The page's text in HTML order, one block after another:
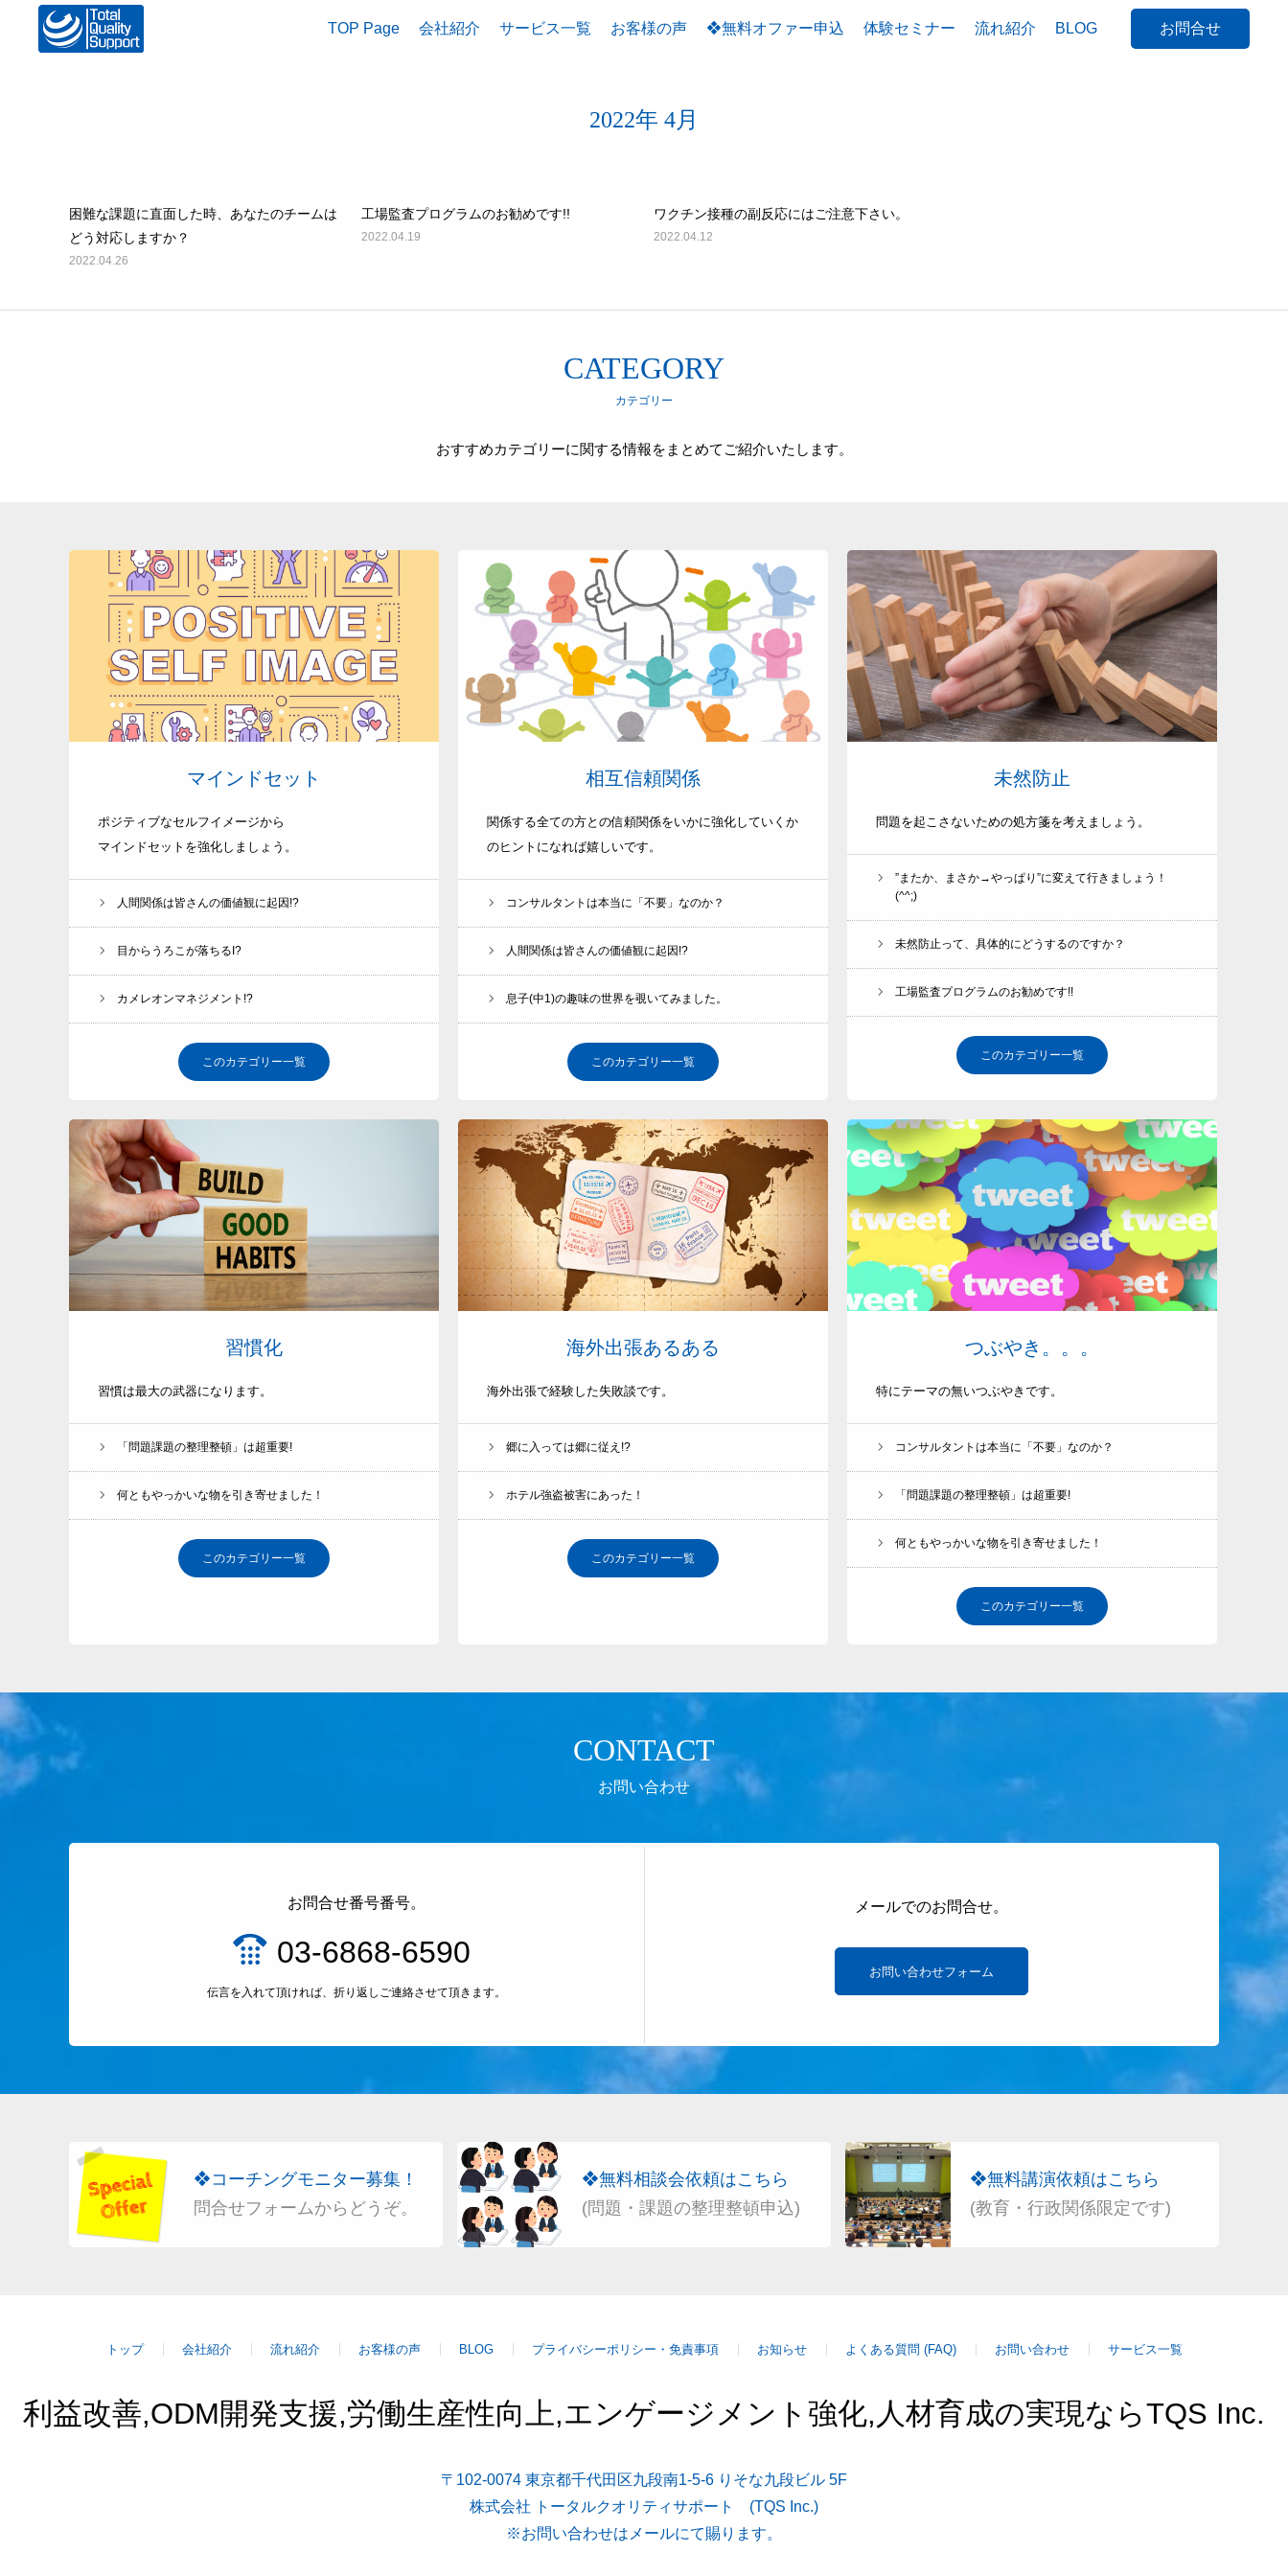
TOP Page 会社紹介 サービス一覧 お客様の声 ❖無料オファー申込 体験セミナー 流れ紹介 BLOG お問合せ
ブログ
BLOG
2022年 4月
困難な課題に直面した時、あなたのチームは
どう対応しますか？
2022.04.26
工場監査プログラムのお勧めです!!
2022.04.19
ワクチン接種の副反応にはご注意下さい。
2022.04.12
CATEGORY
カテゴリー
おすすめカテゴリーに関する情報をまとめてご紹介いたします。
マインドセット
ポジティブなセルフイメージから
マインドセットを強化しましょう。
人間関係は皆さんの価値観に起因!?
目からうろこが落ちるI?
カメレオンマネジメント!?
このカテゴリー一覧
相互信頼関係
関係する全ての方との信頼関係をいかに強化していくか
のヒントになれば嬉しいです。
コンサルタントは本当に「不要」なのか？
人間関係は皆さんの価値観に起因!?
息子(中1)の趣味の世界を覗いてみました。
このカテゴリー一覧
未然防止
問題を起こさないための処方箋を考えましょう。
”またか、まさか→やっぱり”に変えて行きましょう！
(^^;)
未然防止って、具体的にどうするのですか？
工場監査プログラムのお勧めです!!
このカテゴリー一覧
習慣化
習慣は最大の武器になります。
「問題課題の整理整頓」は超重要!
何ともやっかいな物を引き寄せました！
このカテゴリー一覧
海外出張あるある
海外出張で経験した失敗談です。
郷に入っては郷に従え!?
ホテル強盗被害にあった！
このカテゴリー一覧
つぶやき。。。
特にテーマの無いつぶやきです。
コンサルタントは本当に「不要」なのか？
「問題課題の整理整頓」は超重要!
何ともやっかいな物を引き寄せました！
このカテゴリー一覧
CONTACT
お問い合わせ
お問合せ番号番号。
03-6868-6590
伝言を入れて頂ければ、折り返しご連絡させて頂きます。
メールでのお問合せ。
お問い合わせフォーム
❖コーチングモニター募集！
問合せフォームからどうぞ。
❖無料相談会依頼はこちら
(問題・課題の整理整頓申込)
❖無料講演依頼はこちら
(教育・行政関係限定です)
トップ 会社紹介 流れ紹介 お客様の声 BLOG プライバシーポリシー・免責事項 お知らせ よくある質問 (FAQ) お問い合わせ サービス一覧
利益改善,ODM開発支援,労働生産性向上,エンゲージメント強化,人材育成の実現ならTQS Inc.
〒102-0074 東京都千代田区九段南1-5-6 りそな九段ビル 5F
株式会社 トータルクオリティサポート (TQS Inc.)
※お問い合わせはメールにて賜ります。
TOP Page
会社紹介
サービス一覧
お客様の声
❖無料オファー申込
体験セミナー